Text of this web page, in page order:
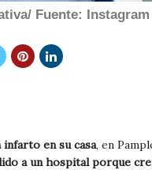
Fuente:
en su casa, en
a un hospital porque